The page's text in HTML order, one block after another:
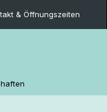
& Öffnungszeiten